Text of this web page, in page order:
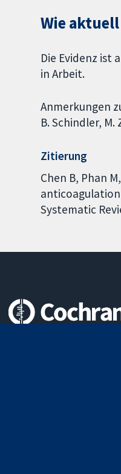
Wie
Die Evidenz ist
in Arbeit.
Anmerkungen
B. Schindler,
Zitierung
Chen B, Phan
Systematic
Die Cochrane
Identifikationsnummer GB